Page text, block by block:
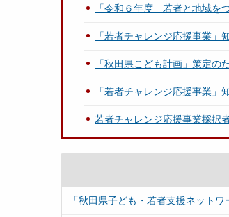
「令和６年度 若者と地域を
「若者チャレンジ応援事業
「秋田県こども計画」策定の
「若者チャレンジ応援事業」
若者チャレンジ応援事業採択
「秋田県子ども・若者支援ネット